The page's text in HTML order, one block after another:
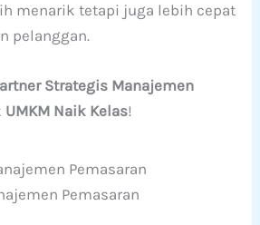
menarik tetapi juga lebih cepat
pelanggan.
Strategis Manajemen
UMKM Naik Kelas!
Pemasaran